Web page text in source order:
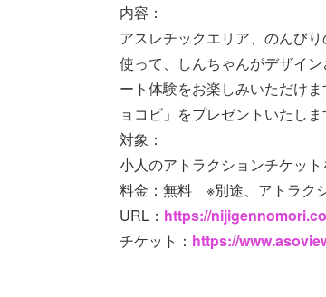
内容：
アスレチックエリア、のんび
使って、しんちゃんがデザイ
ート体験をお楽しみいただけ
ョコビ」をプレゼントいたしま
対象：
小人のアトラクションチケッ
料金：無料 ※別途、アトラク
URL： https://
チケット： https://